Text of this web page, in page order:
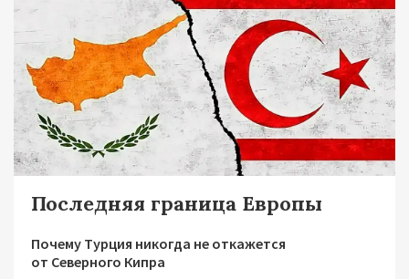
Последняя граница Европы
Почему Турция никогда не откажется
от Северного Кипра